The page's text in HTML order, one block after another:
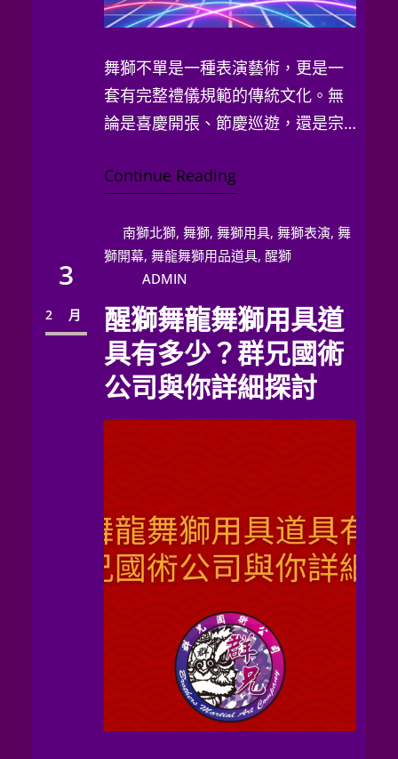
舞獅不單是一種表演藝術，更是一
套有完整禮儀規範的傳統文化。無
論是喜慶開張、節慶巡遊，還是宗
Continue Reading
3
2 月
南獅北獅, 舞獅, 舞獅用具, 舞獅表演, 舞
獅開幕, 舞龍舞獅用品道具, 醒獅
ADMIN
醒獅舞龍舞獅用具道
具有多少？群兄國術
公司與你詳細探討